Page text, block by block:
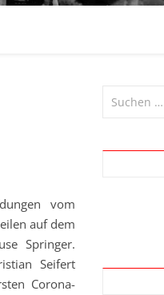
vom
auf dem
Springer.
Seifert
Corona-